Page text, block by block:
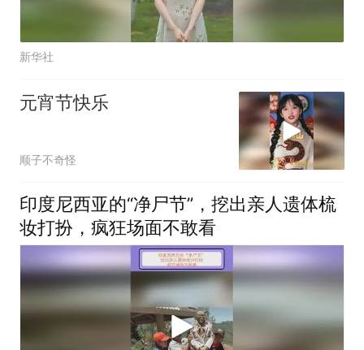
新华社
元宵节快乐
顺子不奇怪
印度尼西亚的“净尸节”，挖出亲人遗体梳
妆打扮，疯狂场面不敢看